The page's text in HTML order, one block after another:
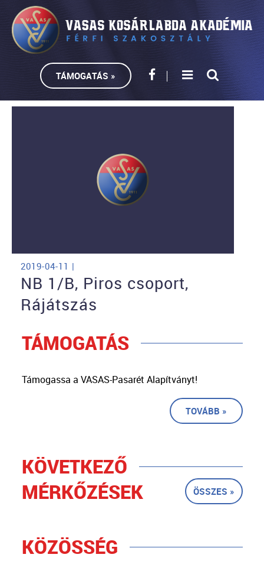
TÁMOGATÁS »
2019-04-11 |
NB 1/B, Piros csoport,
Rájátszás
TÁMOGATÁS
Támogassa a VASAS-Pasarét Alapítványt!
TOVÁBB »
KÖVETKEZŐ
MÉRKŐZÉSEK
ÖSSZES »
KÖZÖSSÉG